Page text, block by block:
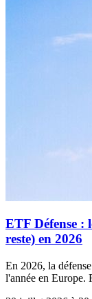
ETF Défense :
reste) en 2026
En 2026, la
l'année en Europe.